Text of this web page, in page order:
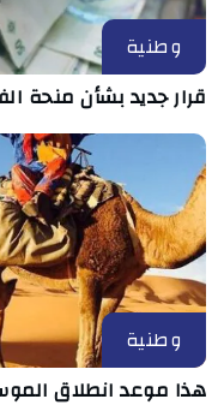
وطنية
قرار جديد بشأن منحة
وطنية
هذا موعد انطلاق